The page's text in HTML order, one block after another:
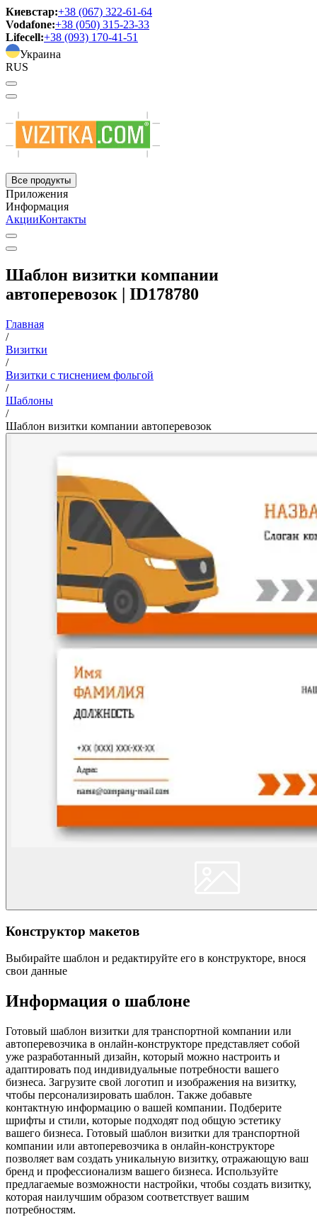
Киевстар:+38 (067) 322-61-64
Vodafone:+38 (050) 315-23-33
Lifecell:+38 (093) 170-41-51
Украина
RUS
Все продукты
Приложения
Информация
АкцииКонтакты
Шаблон визитки компании
автоперевозок | ID178780
Главная
/
Визитки
/
Визитки с тиснением фольгой
/
Шаблоны
/
Шаблон визитки компании автоперевозок
Конструктор макетов
Выбирайте шаблон и редактируйте его в конструкторе, внося
свои данные
Информация о шаблоне
Готовый шаблон визитки для транспортной компании или
автоперевозчика в онлайн-конструкторе представляет собой
уже разработанный дизайн, который можно настроить и
адаптировать под индивидуальные потребности вашего
бизнеса. Загрузите свой логотип и изображения на визитку,
чтобы персонализировать шаблон. Также добавьте
контактную информацию о вашей компании. Подберите
шрифты и стили, которые подходят под общую эстетику
вашего бизнеса. Готовый шаблон визитки для транспортной
компании или автоперевозчика в онлайн-конструкторе
позволяет вам создать уникальную визитку, отражающую ваш
бренд и профессионализм вашего бизнеса. Используйте
предлагаемые возможности настройки, чтобы создать визитку,
которая наилучшим образом соответствует вашим
потребностям.